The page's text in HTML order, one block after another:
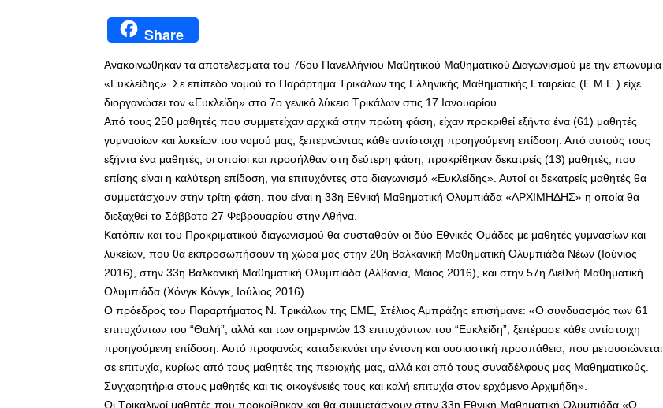
Share
Ανακοινώθηκαν τα αποτελέσματα του 76ου Πανελλήνιου Μαθητικού Μαθηματικού Διαγωνισμού με την επωνυμία
«Ευκλείδης». Σε επίπεδο νομού το Παράρτημα Τρικάλων της Ελληνικής Μαθηματικής Εταιρείας (Ε.Μ.Ε.) είχε
διοργανώσει τον «Ευκλείδη» στο 7ο γενικό λύκειο Τρικάλων στις 17 Ιανουαρίου.
Από τους 250 μαθητές που συμμετείχαν αρχικά στην πρώτη φάση, είχαν προκριθεί εξήντα ένα (61) μαθητές
γυμνασίων και λυκείων του νομού μας, ξεπερνώντας κάθε αντίστοιχη προηγούμενη επίδοση. Από αυτούς τους
εξήντα ένα μαθητές, οι οποίοι και προσήλθαν στη δεύτερη φάση, προκρίθηκαν δεκατρείς (13) μαθητές, που
επίσης είναι η καλύτερη επίδοση, για επιτυχόντες στο διαγωνισμό «Ευκλείδης». Αυτοί οι δεκατρείς μαθητές θα
συμμετάσχουν στην τρίτη φάση, που είναι η 33η Εθνική Μαθηματική Ολυμπιάδα «ΑΡΧΙΜΗΔΗΣ» η οποία θα
διεξαχθεί το Σάββατο 27 Φεβρουαρίου στην Αθήνα.
Κατόπιν και του Προκριματικού διαγωνισμού θα συσταθούν οι δύο Εθνικές Ομάδες με μαθητές γυμνασίων και
λυκείων, που θα εκπροσωπήσουν τη χώρα μας στην 20η Βαλκανική Μαθηματική Ολυμπιάδα Νέων (Ιούνιος
2016), στην 33η Βαλκανική Μαθηματική Ολυμπιάδα (Αλβανία, Μάιος 2016), και στην 57η Διεθνή Μαθηματική
Ολυμπιάδα (Χόνγκ Κόνγκ, Ιούλιος 2016).
Ο πρόεδρος του Παραρτήματος Ν. Τρικάλων της ΕΜΕ, Στέλιος Αμπράζης επισήμανε: «Ο συνδυασμός των 61
επιτυχόντων του “Θαλή”, αλλά και των σημερινών 13 επιτυχόντων του “Ευκλείδη”, ξεπέρασε κάθε αντίστοιχη
προηγούμενη επίδοση. Αυτό προφανώς καταδεικνύει την έντονη και ουσιαστική προσπάθεια, που μετουσιώνεται
σε επιτυχία, κυρίως από τους μαθητές της περιοχής μας, αλλά και από τους συναδέλφους μας Μαθηματικούς.
Συγχαρητήρια στους μαθητές και τις οικογένειές τους και καλή επιτυχία στον ερχόμενο Αρχιμήδη».
Οι Τρικαλινοί μαθητές που προκρίθηκαν και θα συμμετάσχουν στην 33η Εθνική Μαθηματική Ολυμπιάδα «Ο